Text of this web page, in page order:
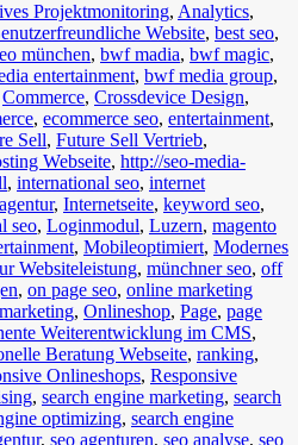
Projektmonitoring, Analytics,
Website, best seo,
münchen, bwf madia, bwf magic,
entertainment, bwf media group,
Commerce, Crossdevice Design,
, ecommerce seo, entertainment,
Sell, Future Sell Vertrieb,
Webseite, http://seo-media-
, international seo, internet
, Internetseite, keyword seo,
seo, Loginmodul, Luzern, magento
, Mobileoptimiert, Modernes
Websiteleistung, münchner seo, off
, on page seo, online marketing
, Onlineshop, Page, page
Weiterentwicklung im CMS,
Beratung Webseite, ranking,
Onlineshops, Responsive
, search engine marketing, search
optimizing, search engine
, seo agenturen, seo analyse, seo